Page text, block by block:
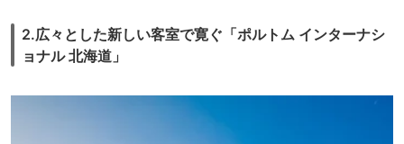
2.広々とした新しい客室で寛ぐ「ポルトム インターナシ
ョナル 北海道」